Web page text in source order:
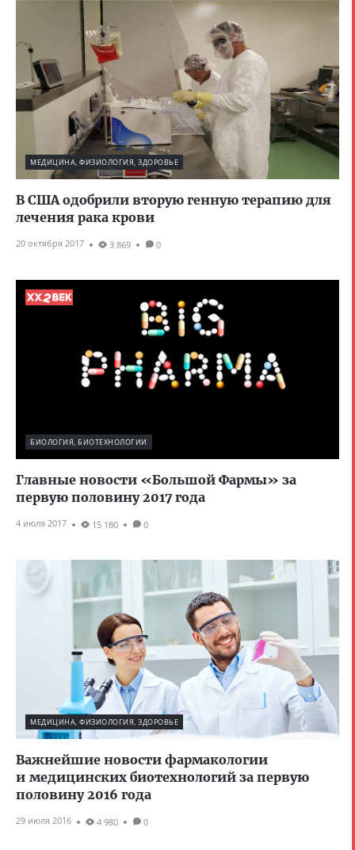
МЕДИЦИНА, ФИЗИОЛОГИЯ, ЗДОРОВЬЕ
В США одобрили вторую генную терапию для
лечения рака крови
20 октября 2017 3 869 0
БИОЛОГИЯ, БИОТЕХНОЛОГИИ
Главные новости «Большой Фармы» за
первую половину 2017 года
4 июля 2017 15 180 0
МЕДИЦИНА, ФИЗИОЛОГИЯ, ЗДОРОВЬЕ
Важнейшие новости фармакологии
и медицинских биотехнологий за первую
половину 2016 года
29 июля 2016 4 980 0